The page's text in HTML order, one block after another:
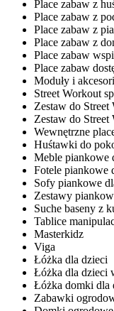
Place zabaw z
Place zabaw z
Place zabaw z
Place zabaw z
Place zabaw
Place zabaw
Moduły i
Street Workout
Zestaw do
Zestaw do
Wewnętrzne
Huśtawki do
Meble piankowe
Fotele piankowe
Sofy piankowe
Zestawy
Suche baseny z
Tablice
Masterkidz
Viga
Łóżka dla dzieci
Łóżka dla dzieci
Łóżka domki dla
Zabawki